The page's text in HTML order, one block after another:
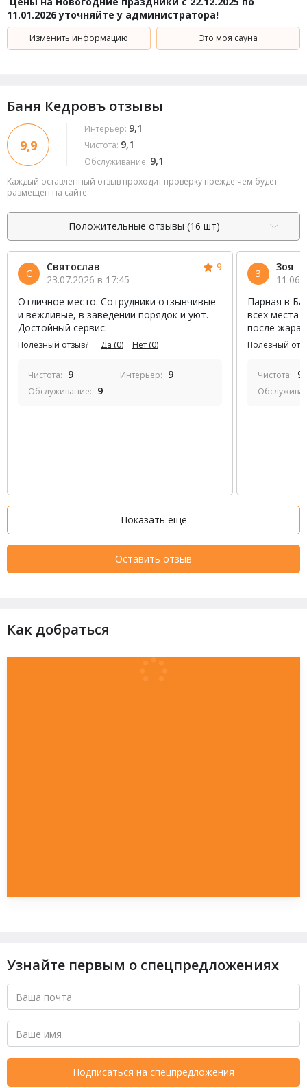
11.01.2026 уточняйте у администратора!
Изменить информацию Это моя сауна
Баня Кедровъ отзывы
9,9
Интерьер: 9,1
Чистота: 9,1
Обслуживание: 9,1
Каждый оставленный отзыв проходит проверку прежде чем будет
размещен на сайте.
Положительные отзывы (16 шт)
С
Святослав
23.07.2026 в 17:45
9
Отличное место. Сотрудники отзывчивые
и вежливые, в заведении порядок и уют.
Достойный сервис.
Полезный отзыв? Да (0) Нет (0)
Чистота: 9 Интерьер: 9
Обслуживание: 9
З
Зоя
Парная в
всех места
после жара,
Полезный
Чистота: 9
Показать еще
Оставить отзыв
Как добраться
Узнайте первым о спецпредложениях
Подписаться на спецпредложения